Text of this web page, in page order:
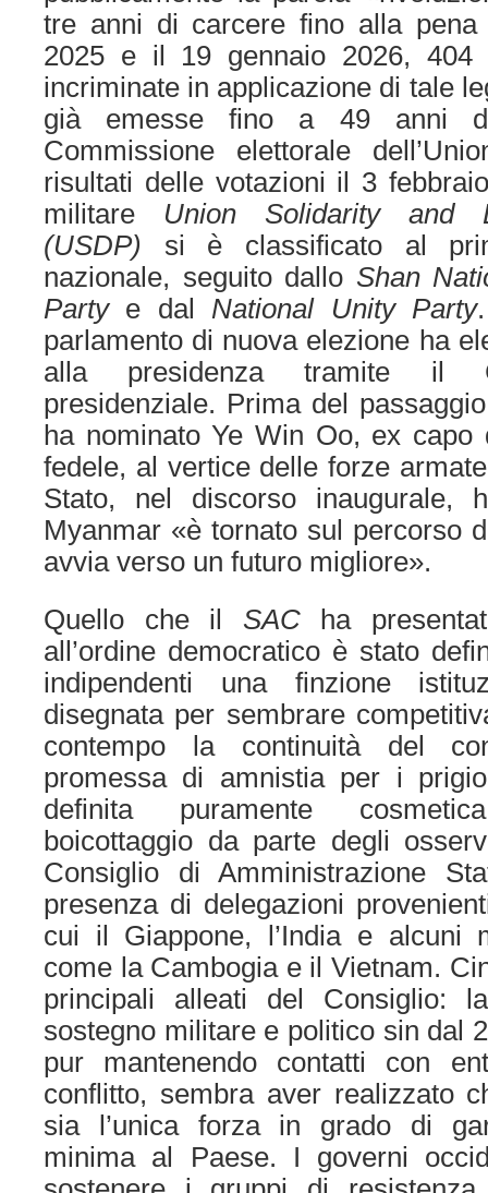
tre anni di carcere fino alla
2025 e il 19 gennaio 2026, 404
incriminate in applicazione di tale
già emesse fino a 49 anni di
Commissione elettorale
risultati delle votazioni il 3
militare Union Solidarity and
(USDP) si è classificato al
nazionale, seguito dallo Shan
Partye dal National Unity Party
parlamento di nuova elezione ha
alla presidenza tramite il
presidenziale. Prima del
ha nominato Ye Win Oo, ex capo
fedele, al vertice delle forze
Stato, nel discorso inaugurale,
Myanmar «è tornato sul percorso
avvia verso un futuro migliore».
Quello che il SACha
all’ordine democratico è stato
indipendenti una finzione
disegnata per sembrare
contempo la continuità del
promessa di amnistia per i
definita puramente
boicottaggio da parte degli
Consiglio di Amministrazione
presenza di delegazioni
cui il Giappone, l’India e alcuni
come la Cambogia e il Vietnam.
principali alleati del Consiglio:
sostegno militare e politico sin dal
pur mantenendo contatti con
conflitto, sembra aver realizzato
sia l’unica forza in grado di
minima al Paese. I governi